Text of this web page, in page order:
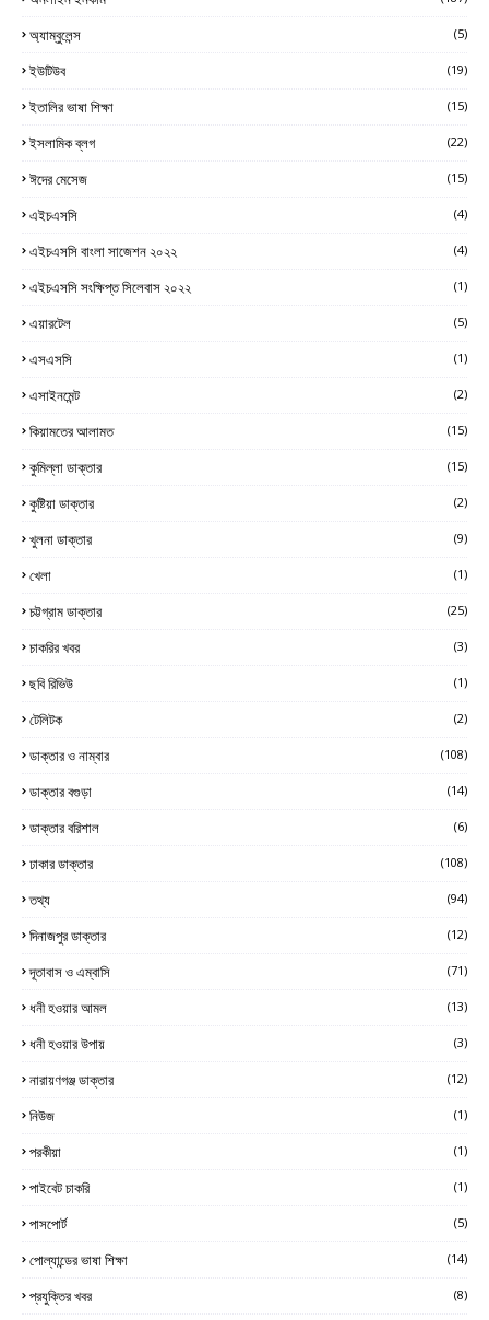
অ্যাম্বুলেন্স (5)
ইউটিউব (19)
ইতালির ভাষা শিক্ষা (15)
ইসলামিক ব্লগ (22)
ঈদের মেসেজ (15)
এইচএসসি (4)
এইচএসসি বাংলা সাজেশন ২০২২ (4)
এইচএসসি সংক্ষিপ্ত সিলেবাস ২০২২ (1)
এয়ারটেল (5)
এসএসসি (1)
এসাইনমেন্ট (2)
কিয়ামতের আলামত (15)
কুমিল্লা ডাক্তার (15)
কুষ্টিয়া ডাক্তার (2)
খুলনা ডাক্তার (9)
খেলা (1)
চট্টগ্রাম ডাক্তার (25)
চাকরির খবর (3)
ছবি রিভিউ (1)
টেলিটক (2)
ডাক্তার ও নাম্বার (108)
ডাক্তার বগুড়া (14)
ডাক্তার বরিশাল (6)
ঢাকার ডাক্তার (108)
তথ্য (94)
দিনাজপুর ডাক্তার (12)
দূতাবাস ও এম্বাসি (71)
ধনী হওয়ার আমল (13)
ধনী হওয়ার উপায় (3)
নারায়ণগঞ্জ ডাক্তার (12)
নিউজ (1)
পরকীয়া (1)
পাইবেট চাকরি (1)
পাসপোর্ট (5)
পোল্যান্ডের ভাষা শিক্ষা (14)
প্রযুক্তির খবর (8)